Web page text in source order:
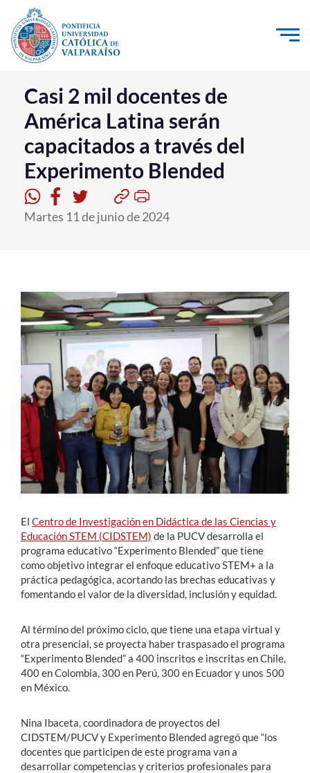
Click acá para ir directamente al contenido
La Universidad
Investigación, Creación e Innovación
PUCV Internacional
Vinculación con el Medio
Admisión
Formación Continua
Estudiantes
Académicos
Funcionarios
Alumni
English
Casi 2 mil docentes de
América Latina serán
capacitados a través del
Experimento Blended
Martes 11 de junio de 2024
El Centro de Investigación en Didáctica de las Ciencias y
Educación STEM (CIDSTEM) de la PUCV desarrolla el
programa educativo “Experimento Blended” que tiene
como objetivo integrar el enfoque educativo STEM+ a la
práctica pedagógica, acortando las brechas educativas y
fomentando el valor de la diversidad, inclusión y equidad.
Al término del próximo ciclo, que tiene una etapa virtual y
otra presencial, se proyecta haber traspasado el programa
“Experimento Blended” a 400 inscritos e inscritas en Chile,
400 en Colombia, 300 en Perú, 300 en Ecuador y unos 500
en México.
Nina Ibaceta, coordinadora de proyectos del
CIDSTEM/PUCV y Experimento Blended agregó que “los
docentes que participen de este programa van a
desarrollar competencias y criterios profesionales para